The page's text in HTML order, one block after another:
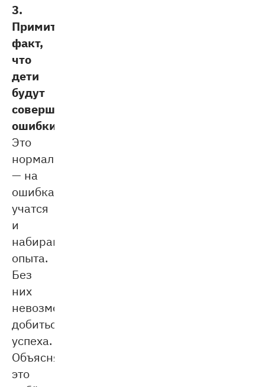
3.
Примите
факт,
что
дети
будут
совершать
ошибки.
Это
нормально
— на
ошибках
учатся
и
набираются
опыта.
Без
них
невозможно
добиться
успеха.
Объясняйте
это